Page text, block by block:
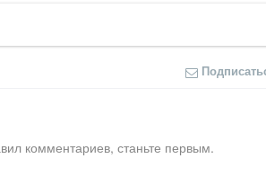
комментариев, станьте первым.